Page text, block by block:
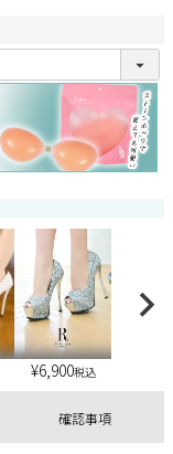
¥6,900税込
確認事項